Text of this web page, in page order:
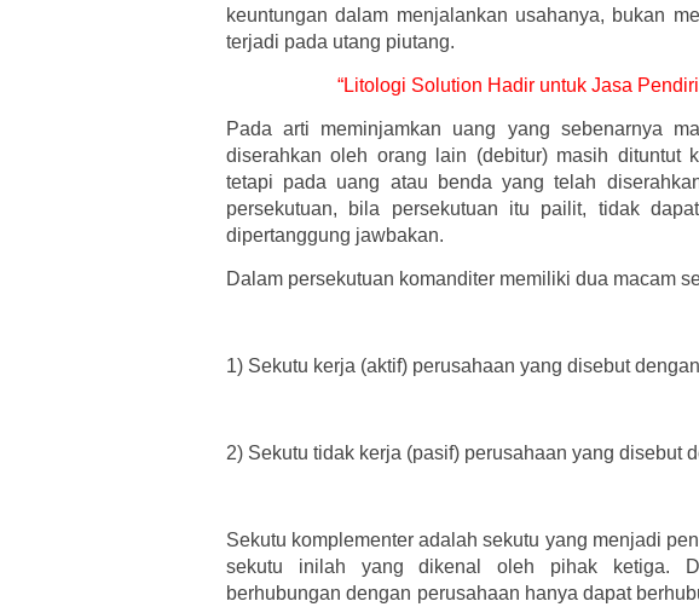
keuntungan dalam menjalankan usahanya, bukan
terjadi pada utang piutang.
“Litologi Solution Hadir untuk Jasa
Pada arti meminjamkan uang yang sebenarnya
diserahkan oleh orang lain (debitur) masih dituntut
tetapi pada uang atau benda yang telah
persekutuan, bila persekutuan itu pailit, tidak
dipertanggung jawbakan.
Dalam persekutuan komanditer memiliki dua macam
1) Sekutu kerja (aktif) perusahaan yang disebut
2) Sekutu tidak kerja (pasif) perusahaan yang disebut
Sekutu komplementer adalah sekutu yang menjadi
sekutu inilah yang dikenal oleh pihak ketiga.
berhubungan dengan perusahaan hanya dapat